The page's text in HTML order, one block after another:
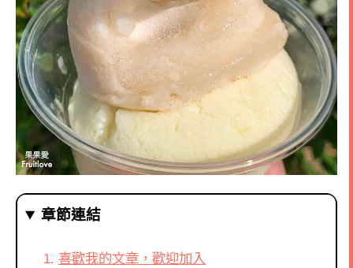
章節連結
喜歡我的文章，歡迎加入